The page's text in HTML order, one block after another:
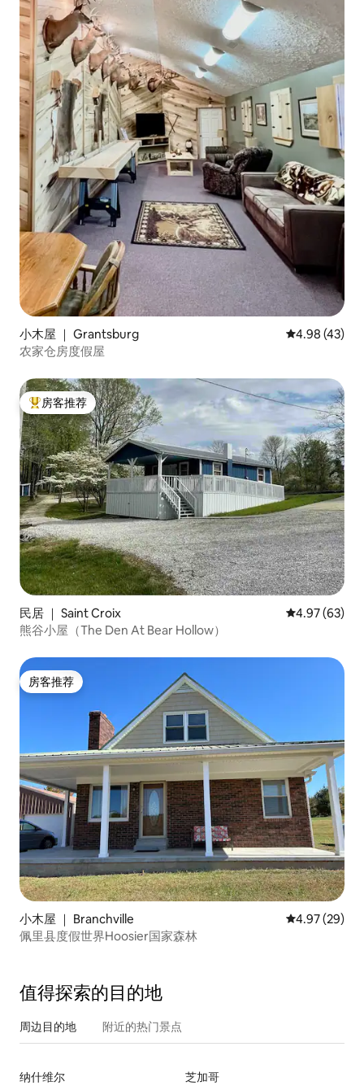
小木屋 ｜ Grantsburg 平均评分
4.98 (43)
农家仓房度假屋
热门「房客推荐」
房客推荐
民居 ｜ Saint Croix 平均评分
4.97 (63)
熊谷小屋（The Den At Bear Hollow）
房客推荐
房客推荐
小木屋 ｜ Branchville 平均评分
4.97 (29)
佩里县度假世界Hoosier国家森林
值得探索的目的地
周边目的地 附近的热门景点
纳什维尔
芝加哥